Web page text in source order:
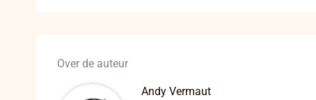
Over de auteur
Andy Vermaut